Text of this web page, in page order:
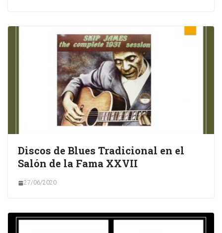
Discos de Blues Tradicional en el
Salón de la Fama XXVII
27/06/2020